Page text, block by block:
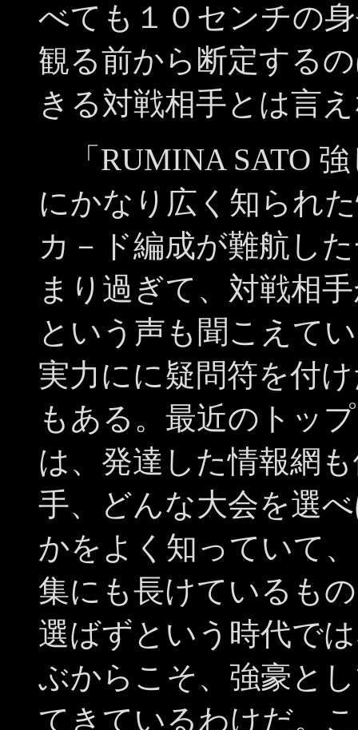
べても１０センチの
観る前から断定する
きる対戦相手とは言
「RUMINA SATO
にかなり広く知られ
カ－ド編成が難航し
まり過ぎて、対戦相
という声も聞こえて
実力にに疑問符を付
もある。最近のトッ
は、発達した情報網
手、どんな大会を選
かをよく知っていて
集にも長けているも
選ばずという時代で
ぶからこそ、強豪と
てきているわけだ。